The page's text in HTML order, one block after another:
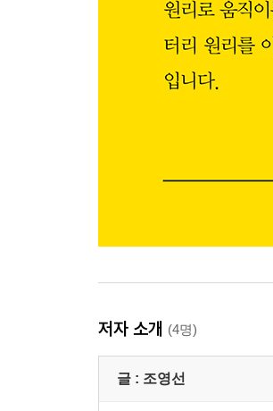
저자 소개 (4명)
글 : 조영선